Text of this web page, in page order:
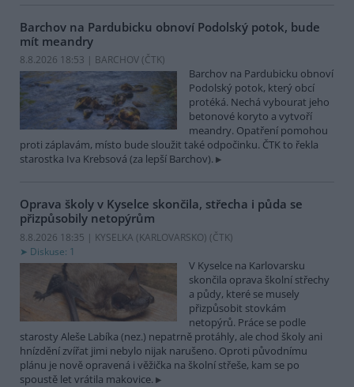
Barchov na Pardubicku obnoví Podolský potok, bude
mít meandry
8.8.2026 18:53 | BARCHOV (ČTK)
Barchov na Pardubicku obnoví
Podolský potok, který obcí
protéká. Nechá vybourat jeho
betonové koryto a vytvoří
meandry. Opatření pomohou
proti záplavám, místo bude sloužit také odpočinku. ČTK to řekla
starostka Iva Krebsová (za lepší Barchov).
Oprava školy v Kyselce skončila, střecha i půda se
přizpůsobily netopýrům
8.8.2026 18:35 | KYSELKA (KARLOVARSKO) (ČTK)
Diskuse: 1
V Kyselce na Karlovarsku
skončila oprava školní střechy
a půdy, které se musely
přizpůsobit stovkám
netopýrů. Práce se podle
starosty Aleše Labíka (nez.) nepatrně protáhly, ale chod školy ani
hnízdění zvířat jimi nebylo nijak narušeno. Oproti původnímu
plánu je nově opravená i věžička na školní střeše, kam se po
spoustě let vrátila makovice.